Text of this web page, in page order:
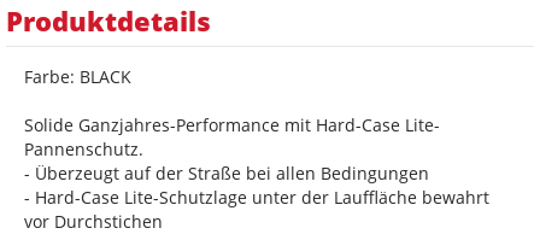
Produktdetails
Farbe: BLACK
Solide Ganzjahres-Performance mit Hard-Case Lite-
Pannenschutz.
- Überzeugt auf der Straße bei allen Bedingungen
- Hard-Case Lite-Schutzlage unter der Lauffläche bewahrt
vor Durchstichen